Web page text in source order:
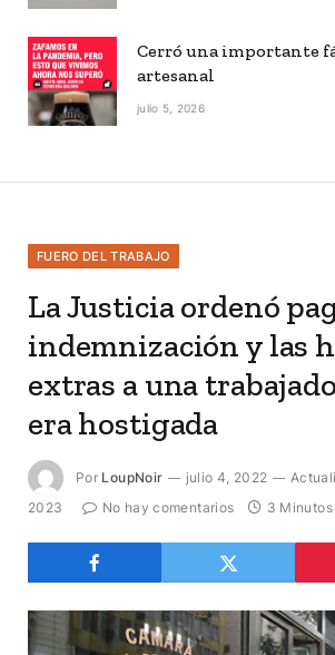
Cerró una importante
artesanal
julio 5, 2026
FUERO DEL TRABAJO
La Justicia ordenó
indemnización y las
extras a una
era hostigada
Por LoupNoir julio 4, 2022
2023
No hay comentarios 3